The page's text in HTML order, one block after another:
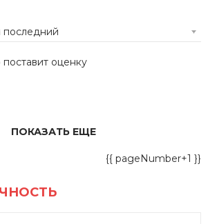
оценку
ПОКАЗАТЬ ЕЩЕ
{{ pageNumber+1 }}